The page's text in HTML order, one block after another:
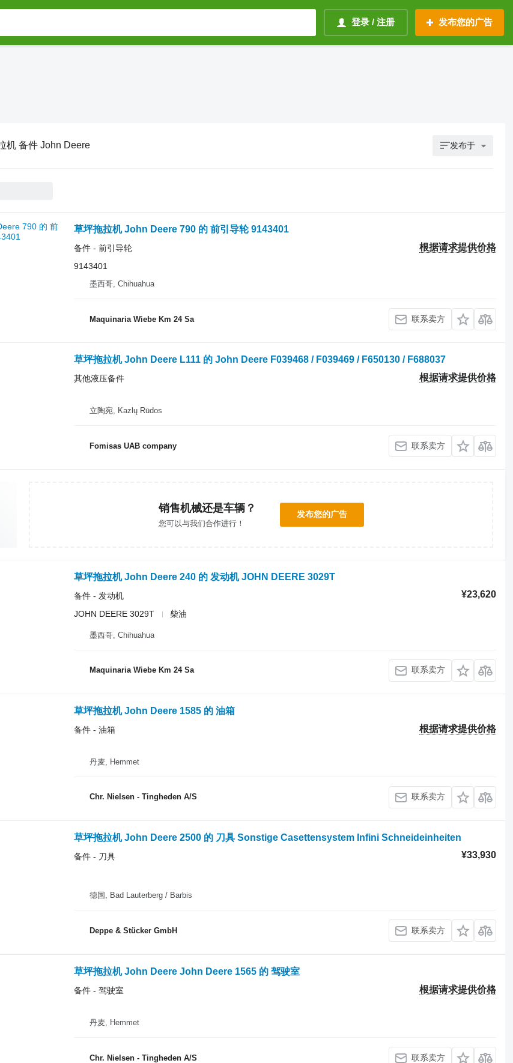
登录 / 注册 发布您的广告
机 备件 John Deere 发布于
草坪拖拉机 John Deere 790 的 前引导轮 9143401
根据请求提供价格
备件 - 前引导轮
9143401
墨西哥, Chihuahua
Maquinaria Wiebe Km 24 Sa 联系卖方
草坪拖拉机 John Deere L111 的 John Deere F039468 / F039469 / F650130 / F688037
根据请求提供价格
其他液压备件
立陶宛, Kazlų Rūdos
Fomisas UAB company 联系卖方
销售机械还是车辆？
您可以与我们合作进行！
发布您的广告
草坪拖拉机 John Deere 240 的 发动机 JOHN DEERE 3029T
¥23,620
备件 - 发动机
JOHN DEERE 3029T
柴油
墨西哥, Chihuahua
Maquinaria Wiebe Km 24 Sa 联系卖方
草坪拖拉机 John Deere 1585 的 油箱
根据请求提供价格
备件 - 油箱
丹麦, Hemmet
Chr. Nielsen - Tingheden A/S 联系卖方
草坪拖拉机 John Deere 2500 的 刀具 Sonstige Casettensystem Infini Schneideinheiten
¥33,930
备件 - 刀具
德国, Bad Lauterberg / Barbis
Deppe & Stücker GmbH 联系卖方
草坪拖拉机 John Deere John Deere 1565 的 驾驶室
根据请求提供价格
备件 - 驾驶室
丹麦, Hemmet
Chr. Nielsen - Tingheden A/S 联系卖方